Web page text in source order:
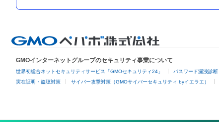
GMOインターネットグループのセキュリティ事業について
世界初総合ネットセキュリティサービス「GMOセキュリティ24」 パスワード漏洩診断
実在証明・盗聴対策 サイバー攻撃対策（GMOサイバーセキュリティ byイエラエ）